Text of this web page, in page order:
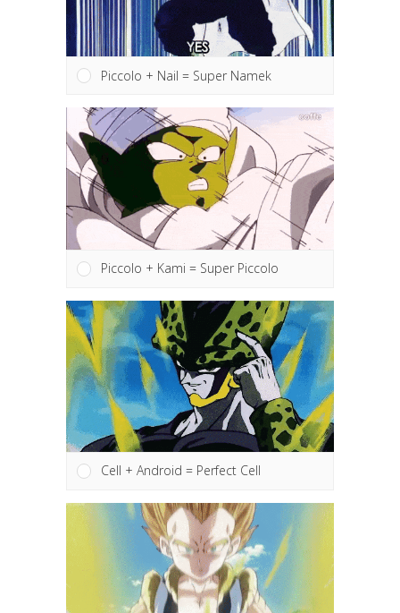
Piccolo + Nail = Super Namek
Piccolo + Kami = Super Piccolo
Cell + Android = Perfect Cell